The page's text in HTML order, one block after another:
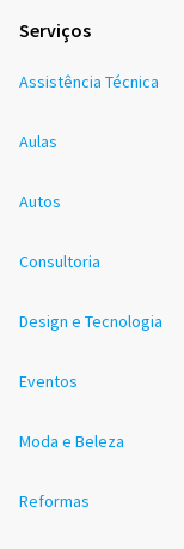
Serviços
Assistência Técnica
Aulas
Autos
Consultoria
Design e Tecnologia
Eventos
Moda e Beleza
Reformas